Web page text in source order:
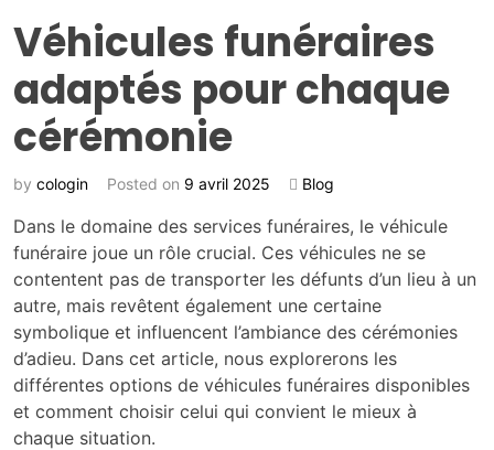
Véhicules funéraires
adaptés pour chaque
cérémonie
by cologin Posted on 9 avril 2025 Blog
Dans le domaine des services funéraires, le véhicule
funéraire joue un rôle crucial. Ces véhicules ne se
contentent pas de transporter les défunts d’un lieu à un
autre, mais revêtent également une certaine
symbolique et influencent l’ambiance des cérémonies
d’adieu. Dans cet article, nous explorerons les
différentes options de véhicules funéraires disponibles
et comment choisir celui qui convient le mieux à
chaque situation.